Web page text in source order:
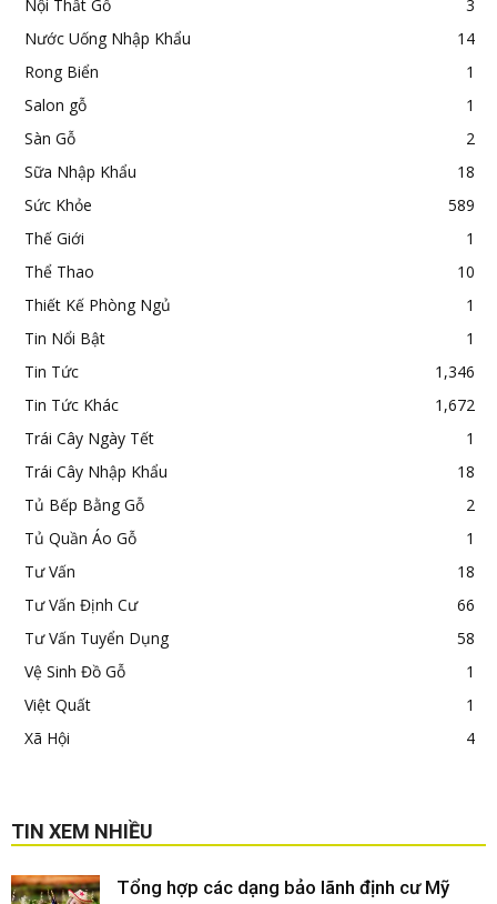
Nội Thất Gỗ
3
Nước Uống Nhập Khẩu
14
Rong Biển
1
Salon gỗ
1
Sàn Gỗ
2
Sữa Nhập Khẩu
18
Sức Khỏe
589
Thế Giới
1
Thể Thao
10
Thiết Kế Phòng Ngủ
1
Tin Nổi Bật
1
Tin Tức
1,346
Tin Tức Khác
1,672
Trái Cây Ngày Tết
1
Trái Cây Nhập Khẩu
18
Tủ Bếp Bằng Gỗ
2
Tủ Quần Áo Gỗ
1
Tư Vấn
18
Tư Vấn Định Cư
66
Tư Vấn Tuyển Dụng
58
Vệ Sinh Đồ Gỗ
1
Việt Quất
1
Xã Hội
4
TIN XEM NHIỀU
Tổng hợp các dạng bảo lãnh định cư Mỹ